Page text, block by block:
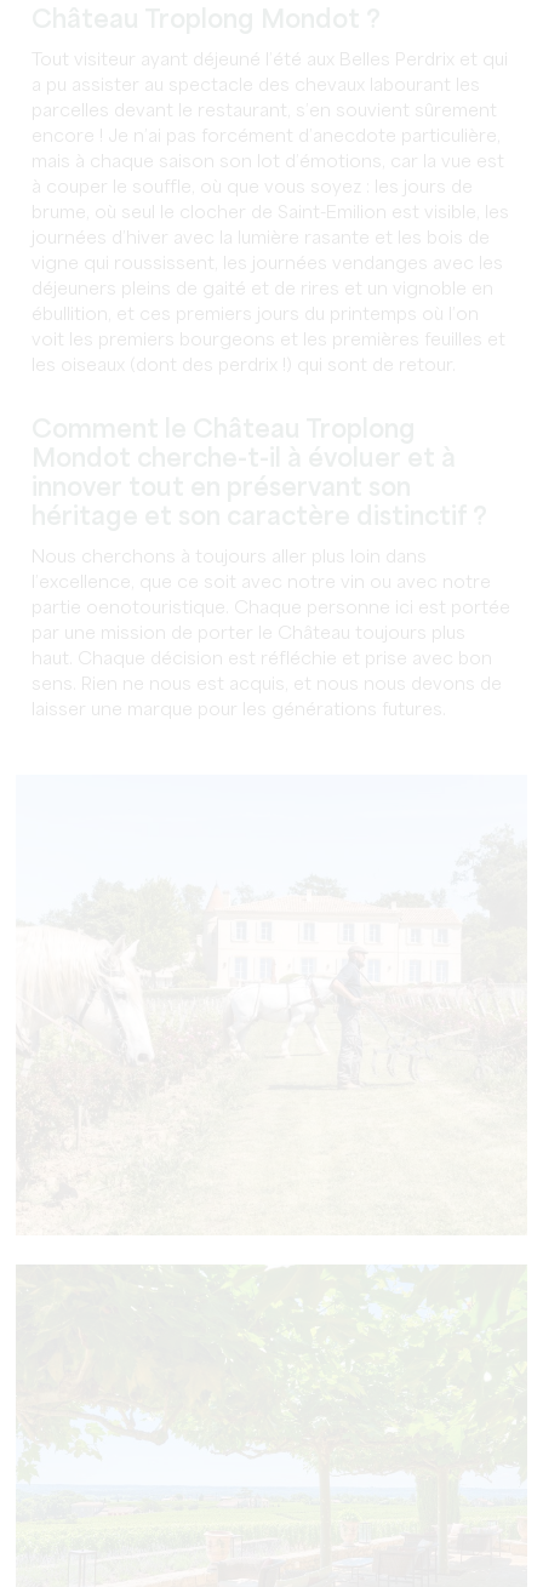
Tout visiteur ayant déjeuné l’été aux Belles Perdrix et qui
a pu assister au spectacle des chevaux labourant les
parcelles devant le restaurant, s’en souvient sûrement
encore ! Je n’ai pas forcément d’anecdote particulière,
mais à chaque saison son lot d’émotions, car la vue est
à couper le souffle, où que vous soyez : les jours de
brume, où seul le clocher de Saint-Emilion est visible, les
journées d’hiver avec la lumière rasante et les bois de
vigne qui roussissent, les journées vendanges avec les
déjeuners pleins de gaité et de rires et un vignoble en
ébullition, et ces premiers jours du printemps où l’on
voit les premiers bourgeons et les premières feuilles et
les oiseaux (dont des perdrix !) qui sont de retour.
Nous cherchons à toujours aller plus loin dans
l’excellence, que ce soit avec notre vin ou avec notre
partie oenotouristique. Chaque personne ici est portée
par une mission de porter le Château toujours plus
haut. Chaque décision est réfléchie et prise avec bon
sens. Rien ne nous est acquis, et nous nous devons de
laisser une marque pour les générations futures.